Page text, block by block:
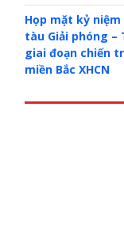
Họp mặt kỷ
tàu Giải phóng
giai đoạn chiến
miền Bắc XHCN